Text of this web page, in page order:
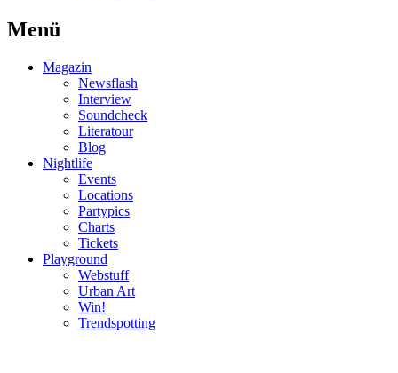
Menü
Magazin
Newsflash
Interview
Soundcheck
Literatour
Blog
Nightlife
Events
Locations
Partypics
Charts
Tickets
Playground
Webstuff
Urban Art
Win!
Trendspotting